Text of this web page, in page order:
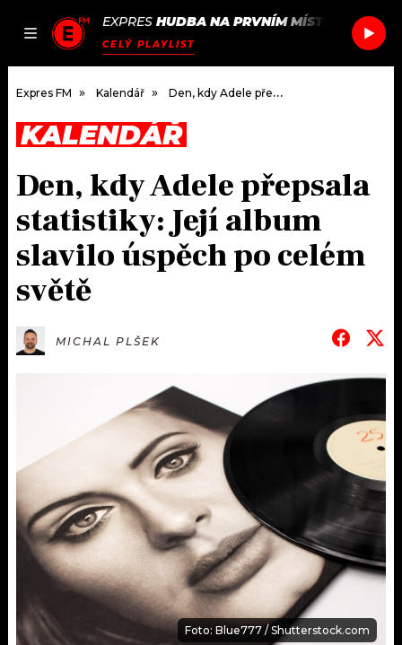
JAK
SEZNAM.CZ
EXPRES HUDBA NA PRVNÍM MÍSTĚ VIRVAL
CELÝ PLAYLIST
DOMŮ
ČLÁNKY
HUDBA
ROZHOVORY
KVÍZY
VIP
TRENDY
KULTURA
MIX
PODCASTY
JAK NALADIT
RÁDIO
PLAYLIST
JAK NALADIT
Expres FM Kalendář Den, kdy Adele přepsala statistiky: Její album slavilo úspěch po celém světě
KALENDÁŘ
Den, kdy Adele přepsala
statistiky: Její album
slavilo úspěch po celém
světě
MICHAL PLŠEK
Foto: Blue777 / Shutterstock.com